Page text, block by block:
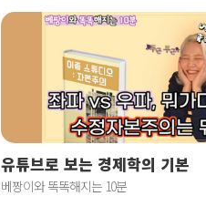
유튜브로 보는 경제학의 기본
베짱이와 똑똑해지는 10분